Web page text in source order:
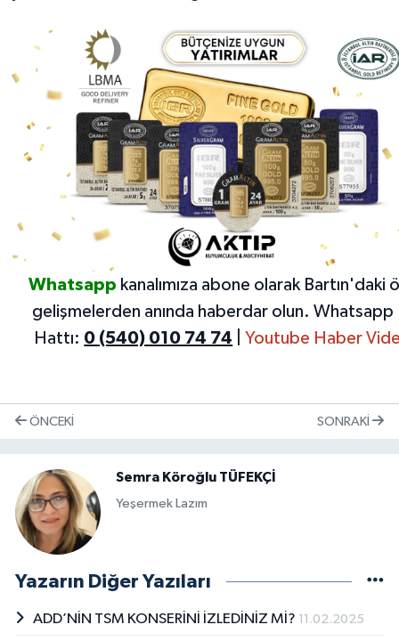
Whatsapp kanalımıza abone olarak Bartın'daki
gelişmelerden anında haberdar olun. Whatsapp
Hattı: 0 (540) 010 74 74 |Youtube Haber
ÖNCEKI SONRAKI
Semra Köroğlu TÜFEKÇİ
Yeşermek Lazım
Yazarın Diğer Yazıları
ADD’NİN TSM KONSERİNİ İZLEDİNİZ Mİ? 11.02.2025